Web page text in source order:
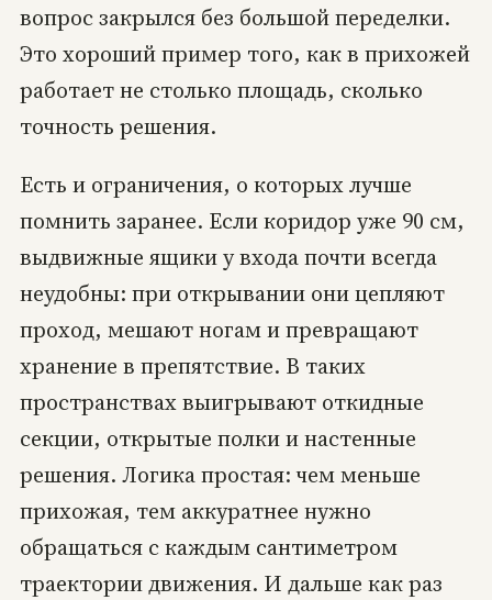
вопрос закрылся без большой переделки.
Это хороший пример того, как в прихожей
работает не столько площадь, сколько
точность решения.
Есть и ограничения, о которых лучше
помнить заранее. Если коридор уже 90 см,
выдвижные ящики у входа почти всегда
неудобны: при открывании они цепляют
проход, мешают ногам и превращают
хранение в препятствие. В таких
пространствах выигрывают откидные
секции, открытые полки и настенные
решения. Логика простая: чем меньше
прихожая, тем аккуратнее нужно
обращаться с каждым сантиметром
траектории движения. И дальше как раз